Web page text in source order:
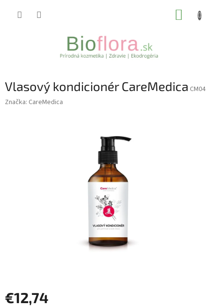
Vlasový kondicionér CareMedica CM04
Značka: CareMedica
€12,74